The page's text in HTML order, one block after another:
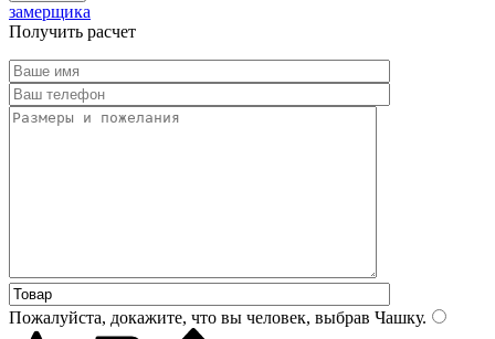
замерщика
Получить расчет
Пожалуйста, докажите, что вы человек, выбрав Чашку.